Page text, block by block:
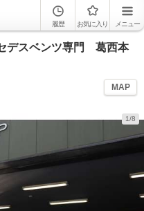
履歴 お気に入り メニュー
デスベンツ専門 葛西本
MAP
1/8